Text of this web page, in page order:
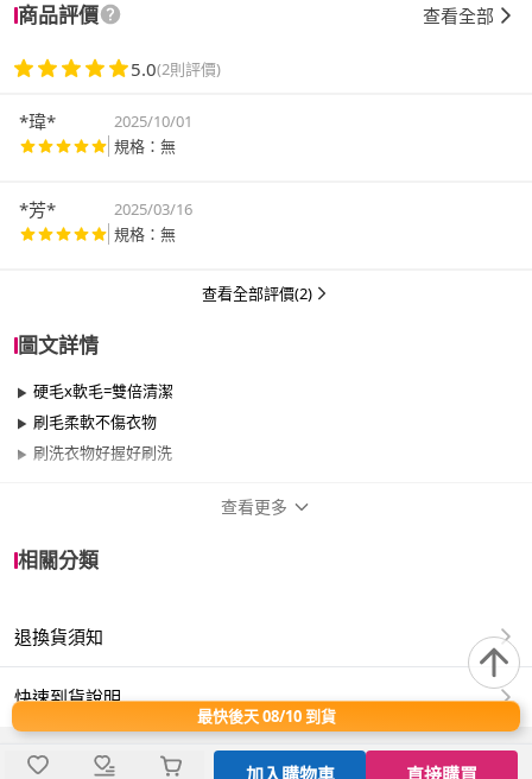
商品評價 查看全部
5.0(2則評價)
*瑋*
2025/10/01
規格：無
*芳*
2025/03/16
規格：無
查看全部評價(2)
圖文詳情
硬毛x軟毛=雙倍清潔
刷毛柔軟不傷衣物
刷洗衣物好握好刷洗
適用於
商品名稱：【金獎】雙效潔淨衣刷
商品尺寸：170x66x65mm
查看更多
相關分類
退換貨須知
快速到貨說明
最快後天 08/10 到貨
加入購物車 直接購買